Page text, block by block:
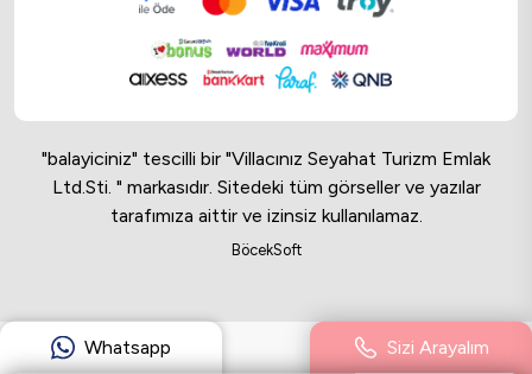
"balayiciniz" tescilli bir "Villacınız Seyahat Turizm Emlak
Ltd.Sti. " markasıdır. Sitedeki tüm görseller ve yazılar
tarafımıza aittir ve izinsiz kullanılamaz.
BöcekSoft
Whatsapp Sizi Arayalım